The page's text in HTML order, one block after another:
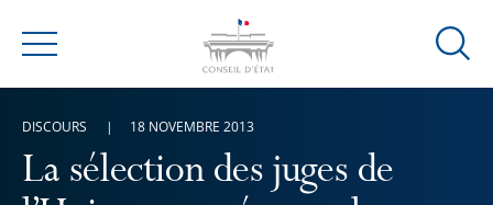
Menu
Ouvrir
La sélection des juges de
DISCOURS 18 NOVEMBRE 2013